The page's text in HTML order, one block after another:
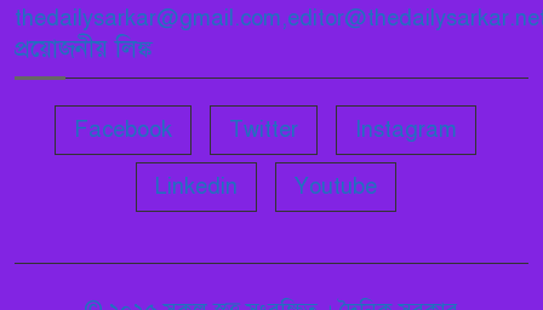
——— মোশারফ হোসেন
১০
প্রয়োজনীয় লিঙ্ক
Facebook Twitter Instagram
Linkedin Youtube